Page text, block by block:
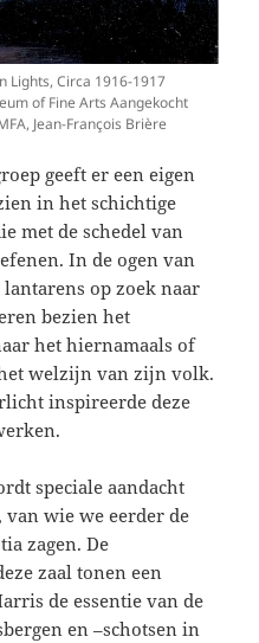
Lights, Circa 1916-1917
of Fine Arts Aangekocht
Jean-François Brière
geeft er een eigen
in het schichtige
met de schedel van
In de ogen van
op zoek naar
bezien het
het hiernamaals of
welzijn van zijn volk.
inspireerde deze
speciale aandacht
van wie we eerder de
zagen. De
zaal tonen een
de essentie van de
en –schotsen in